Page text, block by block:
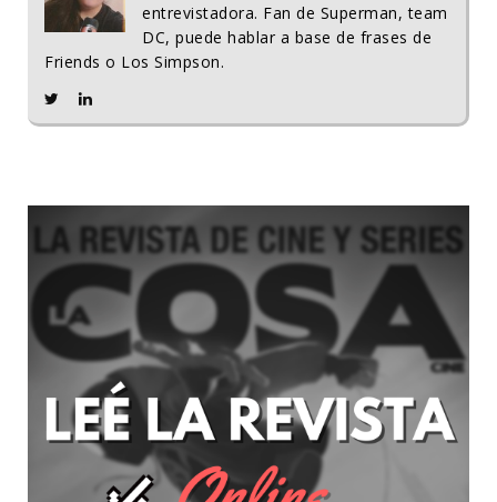
entrevistadora. Fan de Superman, team
DC, puede hablar a base de frases de
Friends o Los Simpson.